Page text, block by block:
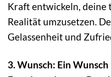
Kraft entwickeln, deine
Realität umzusetzen.
Gelassenheit und
3. Wunsch: Ein